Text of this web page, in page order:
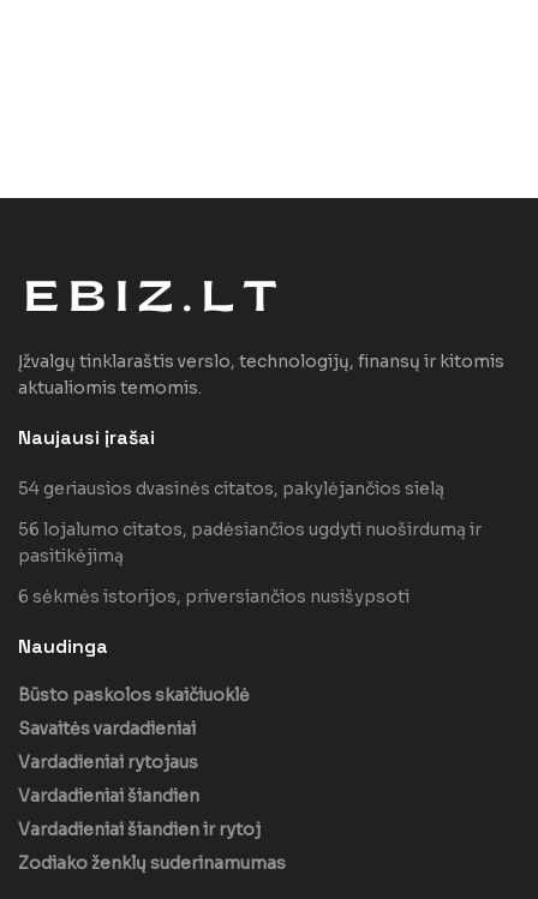
Įžvalgų tinklaraštis verslo, technologijų, finansų ir kitomis
aktualiomis temomis.
Naujausi įrašai
54 geriausios dvasinės citatos, pakylėjančios sielą
56 lojalumo citatos, padėsiančios ugdyti nuoširdumą ir
pasitikėjimą
6 sėkmės istorijos, priversiančios nusišypsoti
Naudinga
Būsto paskolos skaičiuoklė
Savaitės vardadieniai
Vardadieniai rytojaus
Vardadieniai šiandien
Vardadieniai šiandien ir rytoj
Zodiako ženklų suderinamumas